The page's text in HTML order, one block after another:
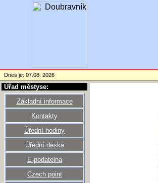
Dnes je: 07.08. 2026
Úřad městyse:
Základní informace
Kontakty
Úřední hodiny
Úřední deska
E-podatelna
Czech point